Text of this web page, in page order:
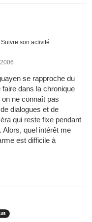
Suivre son activité
se rapproche du
dans la chronique
ne connaît pas
dialogues et de
qui reste fixe pendant
Alors, quel intérêt me
est difficile à